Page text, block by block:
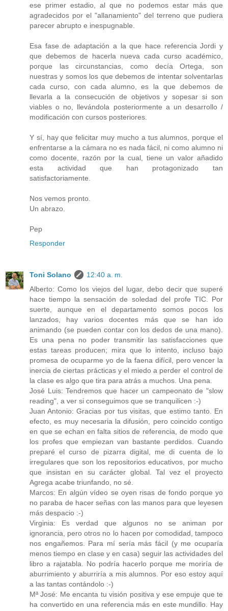
ese primer estadio, al que no podemos estar más que
agradecidos por el "allanamiento" del terreno que pudiera
parecer abrupto e inespugnable.
Esa fase de adaptación a la que hace referencia Jordi y
que debemos de hacerla nueva cada curso académico,
porque las circunstancias, como decía Ortega, son
nuestras y somos los que debemos de intentar solventarlas
cada curso, con cada alumno, es la que debemos de
llevarla a la consecución de objetivos y sopesar si son
viables o no, llevándola posteriormente a un desarrollo /
modificación con cursos posteriores.
Y sí, hay que felicitar muy mucho a tus alumnos, porque el
enfrentarse a la cámara no es nada fácil, ni como alumno ni
como docente, razón por la cual, tiene un valor añadido
esta actividad que han protagonizado tan
satisfactoriamente.
Nos vemos pronto.
Un abrazo.
Pep
Responder
Toni Solano
12:40 a. m.
Alberto: Como los viejos del lugar, debo decir que superé
hace tiempo la sensación de soledad del profe TIC. Por
suerte, aunque en el departamento somos pocos los
lanzados, hay varios docentes más que se han ido
animando (se pueden contar con los dedos de una mano).
Es una pena no poder transmitir las satisfacciones que
estas tareas producen; mira que lo intento, incluso bajo
promesa de ocuparme yo de la faena difícil, pero vencer la
inercia de ciertas prácticas y el miedo a perder el control de
la clase es algo que tira para atrás a muchos. Una pena.
José Luis: Tendremos que hacer un campeonato de "slow
reading", a ver si conseguimos que se tranquilicen :-)
Juan Antonio: Gracias por tus visitas, que estimo tanto. En
efecto, es muy necesaria la difusión, pero coincido contigo
en que se echan en falta sitios de referencia, de modo que
los profes que empiezan van bastante perdidos. Cuando
preparé el curso de pizarra digital, me di cuenta de lo
irregulares que son los repositorios educativos, por mucho
que insistan en su carácter global. Tal vez el proyecto
Agrega acabe triunfando, no sé.
Marcos: En algún vídeo se oyen risas de fondo porque yo
no paraba de hacer señas con las manos para que leyesen
más despacio :-)
Virginia: Es verdad que algunos no se animan por
ignorancia, pero otros no lo hacen por comodidad, tampoco
nos engañemos. Para mí sería más fácil (y me ocuparía
menos tiempo en clase y en casa) seguir las actividades del
libro a rajatabla. No podría hacerlo porque me moriría de
aburrimiento y aburriría a mis alumnos. Por eso estoy aquí
a las tantas contándolo :-)
Mª José: Me encanta tu visión positiva y ese empuje que te
ha convertido en una referencia más en este mundillo. Hay